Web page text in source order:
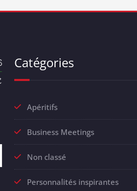
Catégories
Apéritifs
Business Meetings
Non classé
Personnalités inspirantes